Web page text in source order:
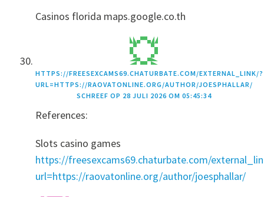
Casinos florida maps.google.co.th
HTTPS://FREESEXCAMS69.CHATURBATE.COM/EXTERNAL_LINK/?
URL=HTTPS://RAOVATONLINE.ORG/AUTHOR/JOESPHALLAR/
SCHREEF OP 28 JULI 2026 OM 05:45:34
References:
Slots casino games
https://freesexcams69.chaturbate.com/
url=https://raovatonline.org/author/joesphallar/